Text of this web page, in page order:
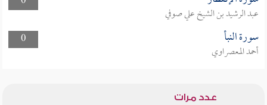
عبد الرشيد بن الشيخ علي صوفي
0
سورة النبأ
أحمد المعصراوي
عدد مرات